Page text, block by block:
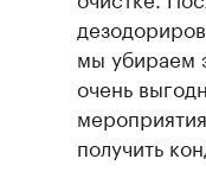
мы убираем
очень
получить